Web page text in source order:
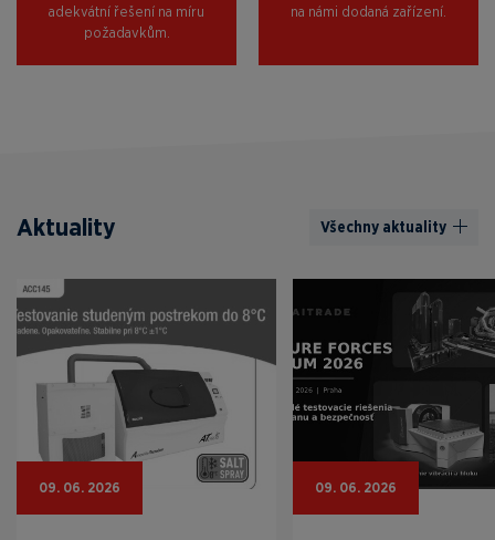
adekvátní řešení na míru
požadavkům.
na námi dodaná zařízení.
Aktuality Všechny aktuality
09. 06. 2026 09. 06. 2026